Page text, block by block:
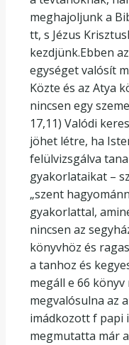
meghajoljunk a
tt, s Jézus
kezdjünk.Ebben
egységet valósít
Közte és az Atya
nincsen egy
17,11) Valódi
jöhet létre, ha
felülvizsgálva
gyakorlataikat –
„szent
gyakorlattal,
nincsen az
könyvhöz és
a tanhoz és
megáll e 66
megvalósulna az
imádkozott f papi
megmutatta már